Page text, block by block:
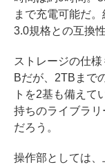
まで充電可能だ
3.0規格との互換
ストレージの仕
Bだが、2TBまで
トを2基も備えて
持ちのライブラ
だろう。
操作部としては